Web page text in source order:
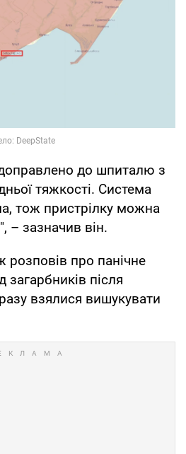
до шпиталю з
тяжкості. Система
тож пристрілку можна
– зазначив він.
про панічне
після
взялися вишукувати